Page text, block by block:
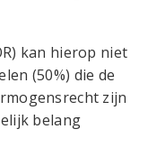
kan hierop niet
(50%) die de
zijn
belang